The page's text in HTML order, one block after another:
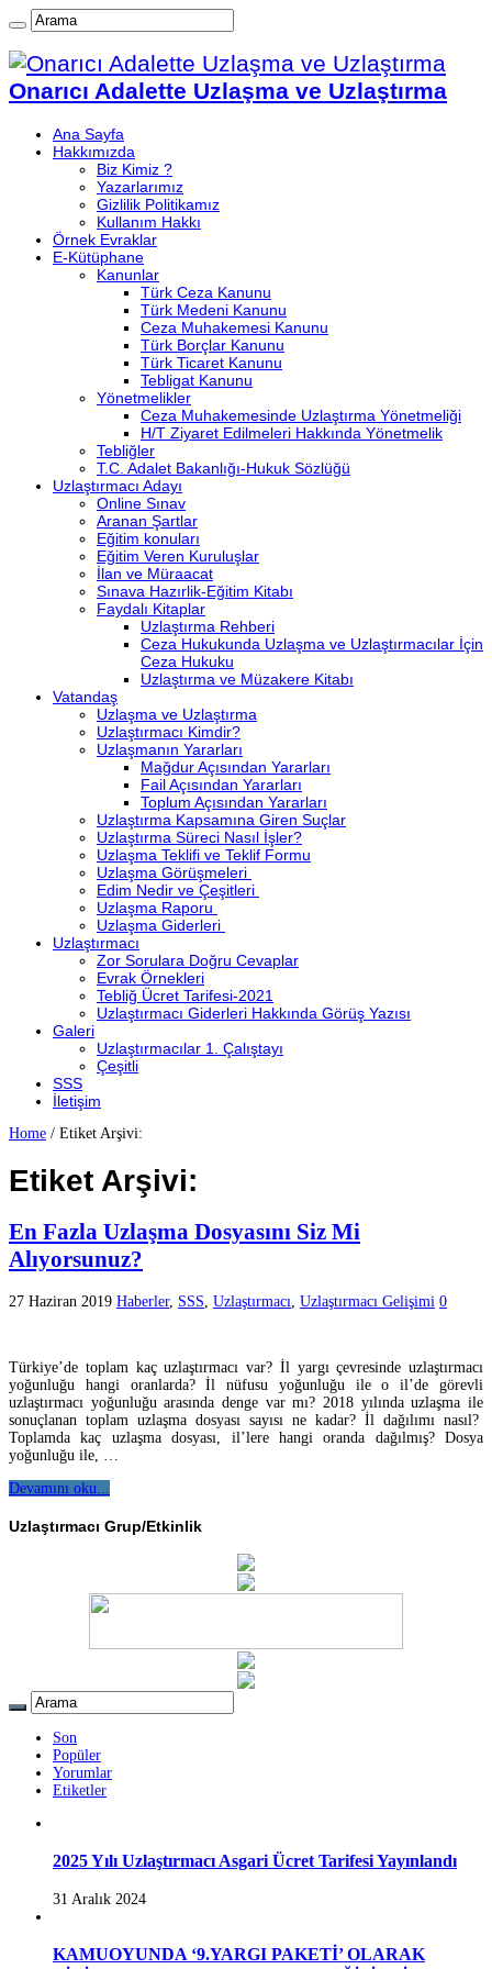
Onarıcı Adalette Uzlaşma ve Uzlaştırma
Ana Sayfa
Hakkımızda
Biz Kimiz ?
Yazarlarımız
Gizlilik Politikamız
Kullanım Hakkı
Örnek Evraklar
E-Kütüphane
Kanunlar
Türk Ceza Kanunu
Türk Medeni Kanunu
Ceza Muhakemesi Kanunu
Türk Borçlar Kanunu
Türk Ticaret Kanunu
Tebligat Kanunu
Yönetmelikler
Ceza Muhakemesinde Uzlaştırma Yönetmeliği
H/T Ziyaret Edilmeleri Hakkında Yönetmelik
Tebliğler
T.C. Adalet Bakanlığı-Hukuk Sözlüğü
Uzlaştırmacı Adayı
Online Sınav
Aranan Şartlar
Eğitim konuları
Eğitim Veren Kuruluşlar
İlan ve Müraacat
Sınava Hazırlik-Eğitim Kitabı
Faydalı Kitaplar
Uzlaştırma Rehberi
Ceza Hukukunda Uzlaşma ve Uzlaştırmacılar İçin
Ceza Hukuku
Uzlaştırma ve Müzakere Kitabı
Vatandaş
Uzlaşma ve Uzlaştırma
Uzlaştırmacı Kimdir?
Uzlaşmanın Yararları
Mağdur Açısından Yararları
Fail Açısından Yararları
Toplum Açısından Yararları
Uzlaştırma Kapsamına Giren Suçlar
Uzlaştırma Süreci Nasıl İşler?
Uzlaşma Teklifi ve Teklif Formu
Uzlaşma Görüşmeleri
Edim Nedir ve Çeşitleri
Uzlaşma Raporu
Uzlaşma Giderleri
Uzlaştırmacı
Zor Sorulara Doğru Cevaplar
Evrak Örnekleri
Tebliğ Ücret Tarifesi-2021
Uzlaştırmacı Giderleri Hakkında Görüş Yazısı
Galeri
Uzlaştırmacılar 1. Çalıştayı
Çeşitli
SSS
İletişim
Home / Etiket Arşivi:
Etiket Arşivi:
En Fazla Uzlaşma Dosyasını Siz Mi
Alıyorsunuz?
27 Haziran 2019 Haberler, SSS Uzlaştırmacı Uzlaştırmacı Gelişimi 0
Türkiye’de toplam kaç uzlaştırmacı var? İl yargı çevresinde uzlaştırmacı
yoğunluğu hangi oranlarda? İl nüfusu yoğunluğu ile o il’de görevli
uzlaştırmacı yoğunluğu arasında denge var mı? 2018 yılında uzlaşma ile
sonuçlanan toplam uzlaşma dosyası sayısı ne kadar? İl dağılımı nasıl?
Toplamda kaç uzlaşma dosyası, il’lere hangi oranda dağılmış? Dosya
yoğunluğu ile, …
Devamını oku...
Uzlaştırmacı Grup/Etkinlik
Son
Popüler
Yorumlar
Etiketler
2025 Yılı Uzlaştırmacı Asgari Ücret Tarifesi Yayınlandı
31 Aralık 2024
KAMUOYUNDA ‘9.YARGI PAKETİ’ OLARAK